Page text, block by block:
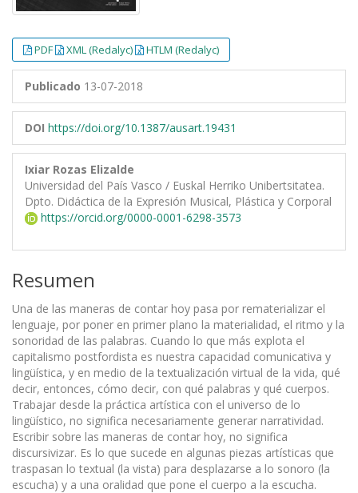
PDF XML (Redalyc) HTLM (Redalyc)
Publicado 13-07-2018
DOI https://doi.org/10.1387/ausart.19431
Ixiar Rozas Elizalde
Universidad del País Vasco / Euskal Herriko Unibertsitatea.
Dpto. Didáctica de la Expresión Musical, Plástica y Corporal
https://orcid.org/0000-0001-6298-3573
Resumen
Una de las maneras de contar hoy pasa por rematerializar el
lenguaje, por poner en primer plano la materialidad, el ritmo y la
sonoridad de las palabras. Cuando lo que más explota el
capitalismo postfordista es nuestra capacidad comunicativa y
lingüística, y en medio de la textualización virtual de la vida, qué
decir, entonces, cómo decir, con qué palabras y qué cuerpos.
Trabajar desde la práctica artística con el universo de lo
lingüístico, no significa necesariamente generar narratividad.
Escribir sobre las maneras de contar hoy, no significa
discursivizar. Es lo que sucede en algunas piezas artísticas que
traspasan lo textual (la vista) para desplazarse a lo sonoro (la
escucha) y a una oralidad que pone el cuerpo a la escucha.